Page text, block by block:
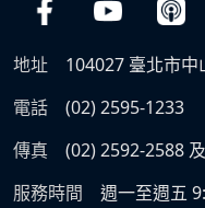
地址
104027 臺北市
電話
(02) 2595-1233
傳真
(02) 2592-2588
服務時間
週一至週五